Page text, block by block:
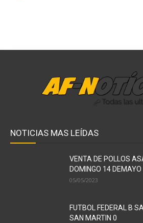
NOTICIAS MAS LEÍDAS
VENTA DE POLLOS
DOMINGO 14 DEMAYO
05/05/2023
FUTBOL FEDERAL B
SAN MARTIN 0